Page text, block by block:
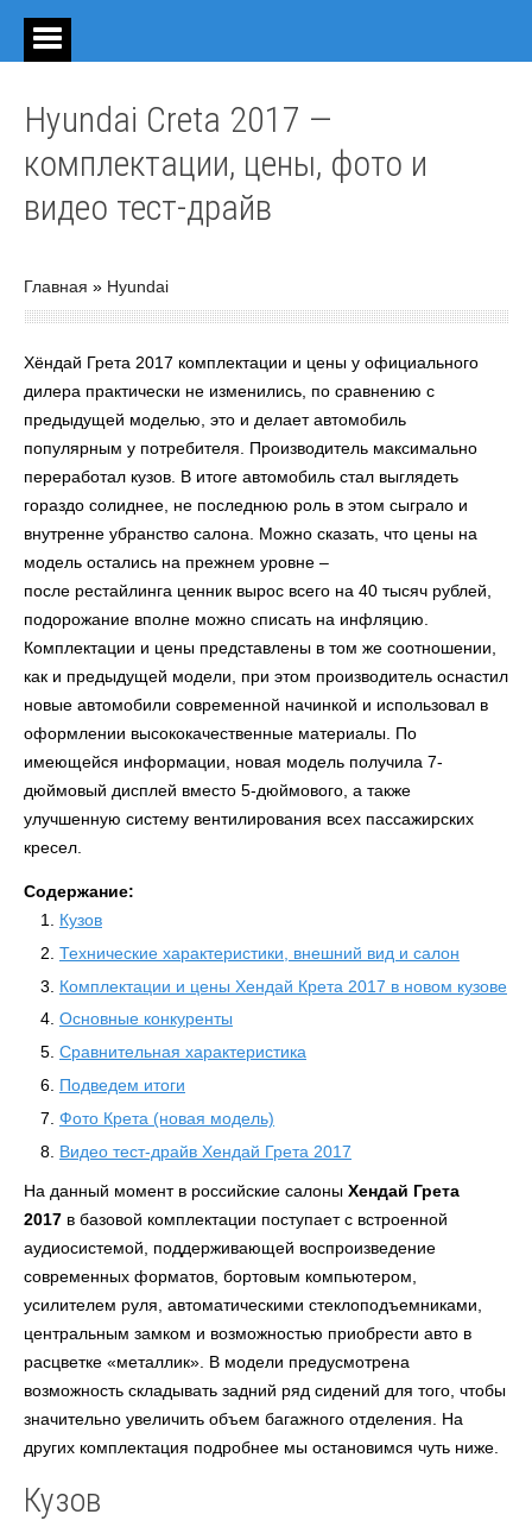
Hyundai Creta 2017 —
комплектации, цены, фото и
видео тест-драйв
Главная » Hyundai
Хёндай Грета 2017 комплектации и цены у официального
дилера практически не изменились, по сравнению с
предыдущей моделью, это и делает автомобиль
популярным у потребителя. Производитель максимально
переработал кузов. В итоге автомобиль стал выглядеть
гораздо солиднее, не последнюю роль в этом сыграло и
внутренне убранство салона. Можно сказать, что цены на
модель остались на прежнем уровне –
после рестайлинга ценник вырос всего на 40 тысяч рублей,
подорожание вполне можно списать на инфляцию.
Комплектации и цены представлены в том же соотношении,
как и предыдущей модели, при этом производитель оснастил
новые автомобили современной начинкой и использовал в
оформлении высококачественные материалы. По
имеющейся информации, новая модель получила 7-
дюймовый дисплей вместо 5-дюймового, а также
улучшенную систему вентилирования всех пассажирских
кресел.
Содержание:
Кузов
Технические характеристики, внешний вид и салон
Комплектации и цены Хендай Крета 2017 в новом кузове
Основные конкуренты
Сравнительная характеристика
Подведем итоги
Фото Крета (новая модель)
Видео тест-драйв Хендай Грета 2017
На данный момент в российские салоны Хендай Грета
2017 в базовой комплектации поступает с встроенной
аудиосистемой, поддерживающей воспроизведение
современных форматов, бортовым компьютером,
усилителем руля, автоматическими стеклоподъемниками,
центральным замком и возможностью приобрести авто в
расцветке «металлик». В модели предусмотрена
возможность складывать задний ряд сидений для того, чтобы
значительно увеличить объем багажного отделения. На
других комплектация подробнее мы остановимся чуть ниже.
Кузов